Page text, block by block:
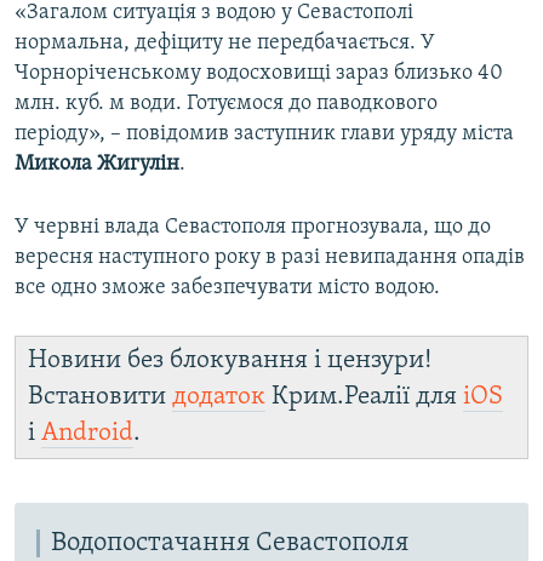
«Загалом ситуація з водою у Севастополі
нормальна, дефіциту не передбачається. У
Чорноріченському водосховищі зараз близько 40
млн. куб. м води. Готуємося до паводкового
періоду», – повідомив заступник глави уряду міста
Микола Жигулін.
У червні влада Севастополя прогнозувала, що до
вересня наступного року в разі невипадання опадів
все одно зможе забезпечувати місто водою.
Новини без блокування і цензури!
Встановити додаток Крим.Реалії для iOS
і Android.
Водопостачання Севастополя